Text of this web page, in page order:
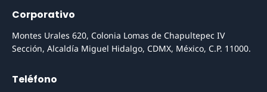
Corporativo
Montes Urales 620, Colonia Lomas de Chapultepec IV
Sección, Alcaldía Miguel Hidalgo, CDMX, México, C.P. 11000.
Teléfono